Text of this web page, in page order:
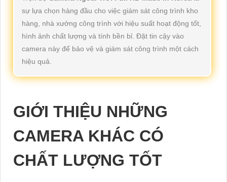
sự lựa chọn hàng đầu cho việc giám sát công trình kho
hàng, nhà xưởng công trình với hiệu suất hoạt động tốt,
hình ảnh chất lượng và tính bền bỉ. Đặt tin cậy vào
camera này để bảo vệ và giám sát công trình một cách
hiệu quả.
GIỚI THIỆU NHỮNG
CAMERA KHÁC CÓ
CHẤT LƯỢNG TỐT